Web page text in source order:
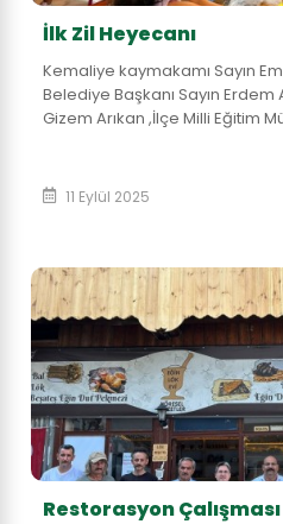
İlk Zil Heyecanı
Kemaliye kaymakamı Sayın
Belediye Başkanı Sayın Erdem
Gizem Arıkan ,İlçe Milli Eğitim
11 Eylül 2025
Restorasyon Çalışması